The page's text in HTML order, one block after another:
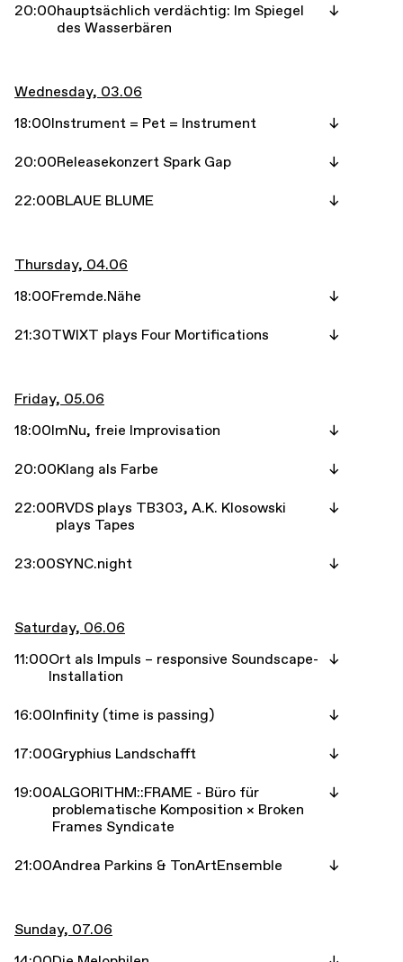
20:00hauptsächlich verdächtig: Im Spiegel
des Wasserbären
Wednesday, 03.06
18:00Instrument = Pet = Instrument
20:00Releasekonzert Spark Gap
22:00BLAUE BLUME
Thursday, 04.06
18:00Fremde.Nähe
21:30TWIXT plays Four Mortifications
Friday, 05.06
18:00ImNu, freie Improvisation
20:00Klang als Farbe
22:00RVDS plays TB303, A.K. Klosowski
plays Tapes
23:00SYNC.night
Saturday, 06.06
11:00Ort als Impuls – responsive Soundscape-
Installation
16:00Infinity (time is passing)
17:00Gryphius Landschafft
19:00ALGORITHM::FRAME - Büro für
problematische Komposition × Broken
Frames Syndicate
21:00Andrea Parkins & TonArtEnsemble
Sunday, 07.06